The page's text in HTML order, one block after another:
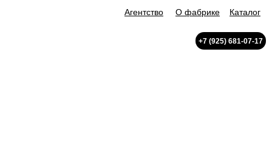
О фабрике
Агентство Каталог
+7 (925) 681-07-17